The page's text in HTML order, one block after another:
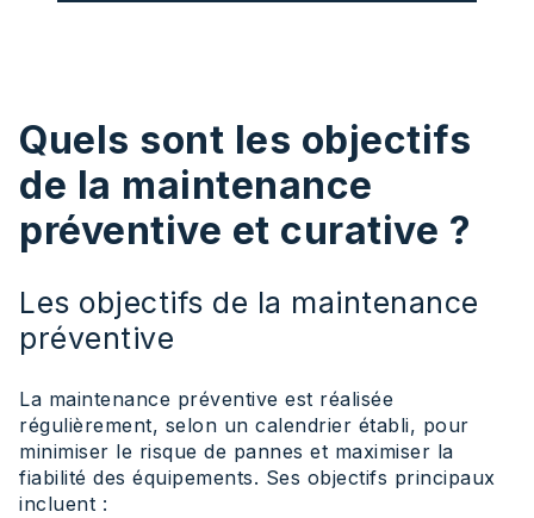
Quels sont les objectifs
de la maintenance
préventive et curative ?
Les objectifs de la maintenance
préventive
La maintenance préventive est réalisée
régulièrement, selon un calendrier établi, pour
minimiser le risque de pannes et maximiser la
fiabilité des équipements. Ses objectifs principaux
incluent :